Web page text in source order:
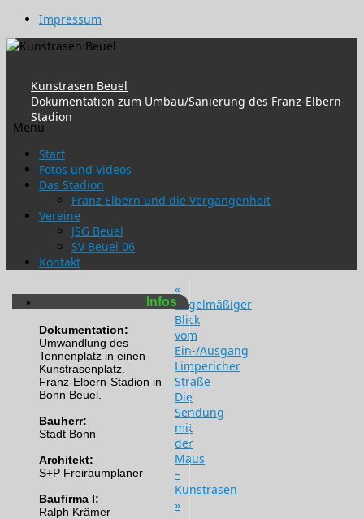
Impressum
Kunstrasen Beuel
Dokumentation zum Umbau/Sanierung des Franz-Elbern-
Stadion
Menü
Zum
Inhalt
springen
Start
Fotos und Videos
Das Stadion
Franz Elbern und die Vergangenheit
Vereine
JSG Beuel
SV Beuel 06
Kontakt
«
Regelmäßiger
Blick
vom
Ein-/Ausgang
Limpericher
Straße
Die
Sendung
mit
der
Maus
–
Kunstrasen
»
Infos
Dokumentation:
Umwandlung des
Tennenplatz in einen
Kunstrasenplatz.
Franz-Elbern-Stadion in
Bonn Beuel.
Bauherr:
Stadt Bonn
Architekt:
S+P Freiraumplaner
Baufirma I:
Ralph Krämer